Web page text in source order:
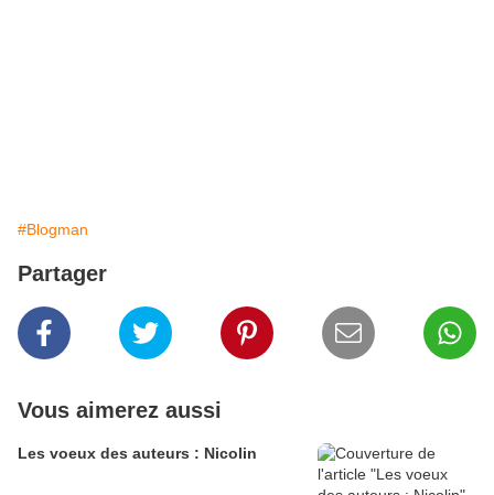
#Blogman
Partager
Vous aimerez aussi
Les voeux des auteurs : Nicolin